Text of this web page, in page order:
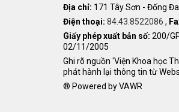
Địa chỉ: 171 Tây Sơn - Đống Đa
Điện thoại: 84.43.8522086 ,
Giấy phép xuất bản số: 200/
02/11/2005
Ghi rõ nguồn 'Viện Khoa học
phát hành lại thông tin từ
® Powered by VAWR